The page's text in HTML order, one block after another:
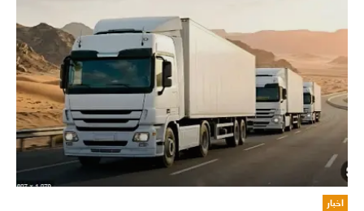
اخبار